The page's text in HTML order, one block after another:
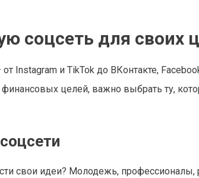
соцсеть для своих
Instagram и TikTok до ВКонтакте,
целей, важно выбрать ту,
свои идеи? Молодежь, профессионалы,